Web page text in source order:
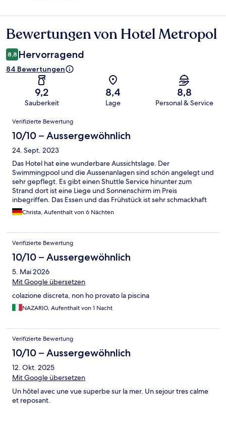
Bewertungen
Bewertungen von Hotel Metropol
8,8 Hervorragend
84 Bewertungen
9,2
Sauberkeit
8,4
Lage
8,8
Personal & Service
Bewertungen
Verifizierte Bewertung
10/10 – Aussergewöhnlich
24. Sept. 2023
Das Hotel hat eine wunderbare Aussichtslage. Der
Swimmingpool und die Aussenanlagen sind schön angelegt und
sehr gepflegt. Es gibt einen Shuttle Service hinunter zum
Strand dort ist eine Liege und Sonnenschirm im Preis
inbegriffen. Das Essen und das Frühstück ist sehr schmackhaft
und vielseitig. Das Personal ist sehr freundlich und professionell.
Wir haben uns dort sehr wohlgefühlt und kommen gerne
Christa, Aufenthalt von 6 Nächten
Verifizierte Bewertung
10/10 – Aussergewöhnlich
5. Mai 2026
Mit Google übersetzen
colazione discreta, non ho provato la piscina
NAZARIO, Aufenthalt von 1 Nacht
Verifizierte Bewertung
10/10 – Aussergewöhnlich
12. Okt. 2025
Mit Google übersetzen
Un hôtel avec une vue superbe sur la mer. Un sejour tres calme
et reposant.